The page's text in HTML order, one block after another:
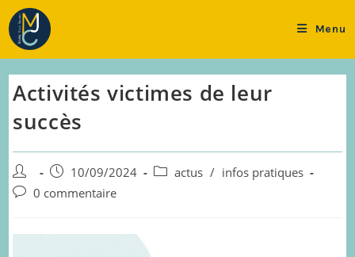
Skip
to
content
Menu
Activités victimes de leur
succès
Auteur/autrice
de
Publication
publiée :
10/09/2024
Postactus / infos pratiques
Commentaires
0 commentaire